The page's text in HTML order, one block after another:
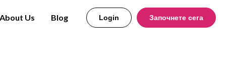
About Us Blog Login Започнете сега